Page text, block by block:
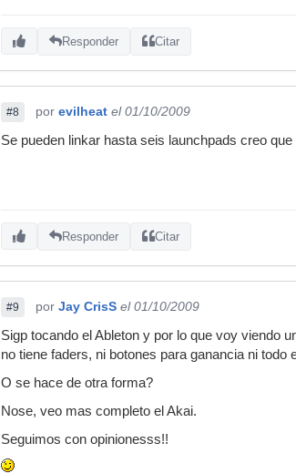
Responder Citar
#8 por evilheat el 01/10/2009
Se pueden linkar hasta seis launchpads creo
Responder Citar
#9 por Jay CrisS el 01/10/2009
Sigp tocando el Ableton y por lo que voy viendo
no tiene faders, ni botones para ganancia ni todo
O se hace de otra forma?
Nose, veo mas completo el Akai.
Seguimos con opinionesss!!